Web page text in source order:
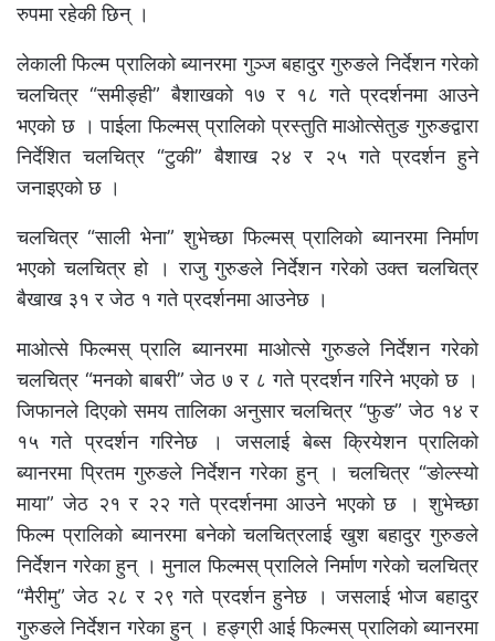
रुपमा रहेकी छिन् ।
लेकाली फिल्म प्रालिको ब्यानरमा गुञ्ज बहादुर गुरुङले निर्देशन गरेको
चलचित्र “समीङ्ही” बैशाखको १७ र १८ गते प्रदर्शनमा आउने
भएको छ । पाईला फिल्मस् प्रालिको प्रस्तुति माओत्सेतुङ गुरुङद्वारा
निर्देशित चलचित्र “टुकी” बैशाख २४ र २५ गते प्रदर्शन हुने
जनाइएको छ ।
चलचित्र “साली भेना” शुभेच्छा फिल्मस् प्रालिको ब्यानरमा निर्माण
भएको चलचित्र हो । राजु गुरुङले निर्देशन गरेको उक्त चलचित्र
बैखाख ३१ र जेठ १ गते प्रदर्शनमा आउनेछ ।
माओत्से फिल्मस् प्रालि ब्यानरमा माओत्से गुरुङले निर्देशन गरेको
चलचित्र “मनको बाबरी” जेठ ७ र ८ गते प्रदर्शन गरिने भएको छ ।
जिफानले दिएको समय तालिका अनुसार चलचित्र “फुङ” जेठ १४ र
१५ गते प्रदर्शन गरिनेछ । जसलाई बेब्स क्रियेशन प्रालिको
ब्यानरमा प्रितम गुरुङले निर्देशन गरेका हुन् । चलचित्र “ङोल्स्यो
माया” जेठ २१ र २२ गते प्रदर्शनमा आउने भएको छ । शुभेच्छा
फिल्म प्रालिको ब्यानरमा बनेको चलचित्रलाई खुश बहादुर गुरुङले
निर्देशन गरेका हुन् । मुनाल फिल्मस् प्रालिले निर्माण गरेको चलचित्र
“मैरीमु” जेठ २८ र २९ गते प्रदर्शन हुनेछ । जसलाई भोज बहादुर
गुरुङले निर्देशन गरेका हुन् । हङ्ग्री आई फिल्मस् प्रालिको ब्यानरमा